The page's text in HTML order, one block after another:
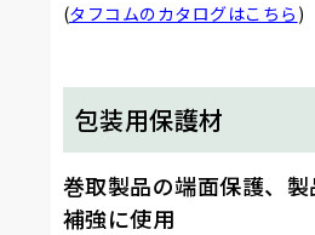
(タフコムのカタログはこちら )
包装用保護材
巻取製品の端面保護、
補強に使用